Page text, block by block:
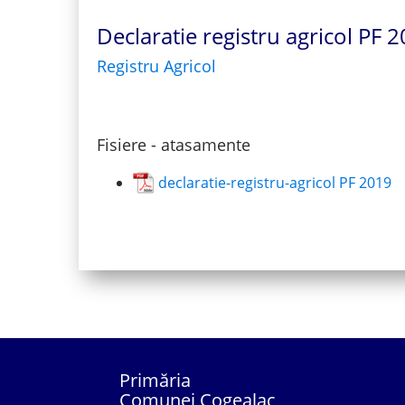
Declaratie registru agricol PF
Registru Agricol
Fisiere - atasamente
declaratie-registru-agricol PF 2019
Primăria
Comunei Cogealac